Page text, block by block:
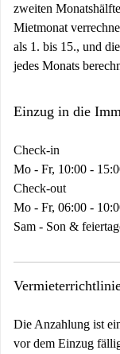
zweiten
Mietmonat
als 1. bis 15., und
jedes Monats
Einzug in die
Check-in
Mo - Fr, 10:00 -
Check-out
Mo - Fr, 06:00 -
Sam - Son &
Die Anzahlung ist
vor dem Einzug